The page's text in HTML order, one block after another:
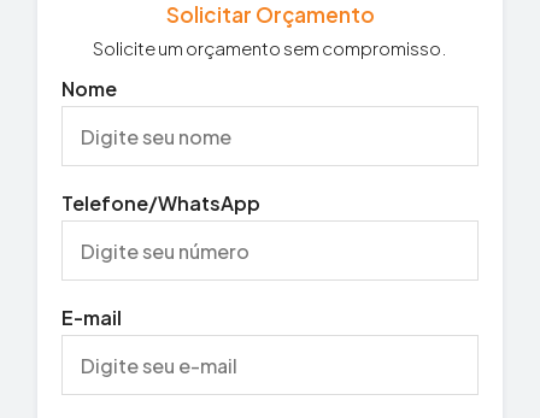
Solicitar Orçamento
Solicite um orçamento sem compromisso.
Nome
Telefone/WhatsApp
E-mail